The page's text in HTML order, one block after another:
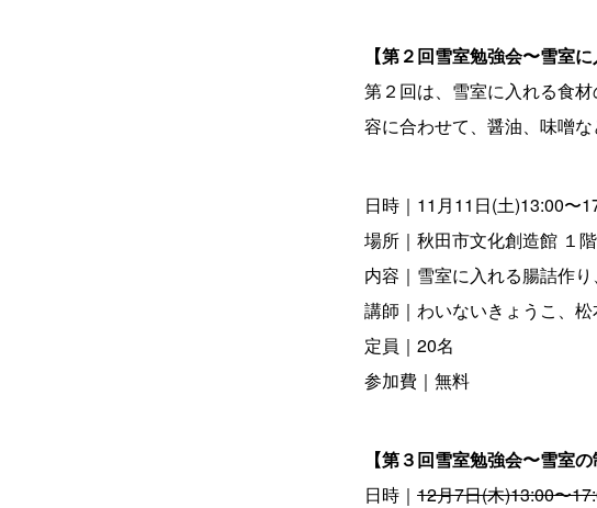
【第２回雪室勉強会〜雪室
第２回は、雪室に入れる食
容に合わせて、醤油、味噌
日時｜11月11日(土)13:00〜
場所｜秋田市文化創造館 １
内容｜雪室に入れる腸詰作
講師｜わいないきょうこ、
定員｜20名
参加費｜無料
【第３回雪室勉強会〜雪室
日時｜ 12月7日(木)13:00〜